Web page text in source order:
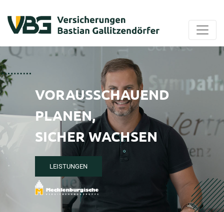
VORAUSSCHAUEND
PLANEN,
SICHER WACHSEN
LEISTUNGEN